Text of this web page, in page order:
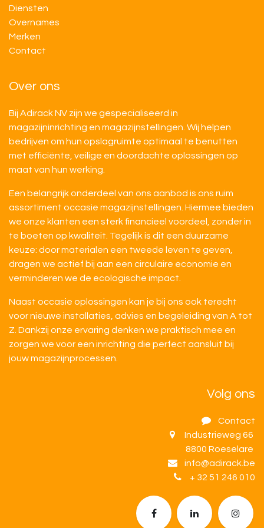
Diensten
Overnames
M​​erken
Contact
Over ons
Bij Adirack NV zijn we gespecialiseerd in
magazijninrichting en magazijnstellingen. Wij helpen
bedrijven om hun opslagruimte optimaal te benutten
met efficiënte, veilige en doordachte oplossingen op
maat van hun werking.
Een belangrijk onderdeel van ons aanbod is ons ruim
assortiment occasie magazijnstellingen. Hiermee bieden
we onze klanten een sterk financieel voordeel, zonder in
te boeten op kwaliteit. Tegelijk is dit een duurzame
keuze: door materialen een tweede leven te geven,
dragen we actief bij aan een circulaire economie en
verminderen we de ecologische impact.
Naast occasie oplossingen kan je bij ons ook terecht
voor nieuwe installaties, advies en begeleiding van A tot
Z. Dankzij onze ervaring denken we praktisch mee en
zorgen we voor een inrichting die perfect aansluit bij
jouw magazijnprocessen.
Volg ons
Contact
Industrieweg 66
8800 Roeselare
info@adirack.be
+ 32 51 246 010